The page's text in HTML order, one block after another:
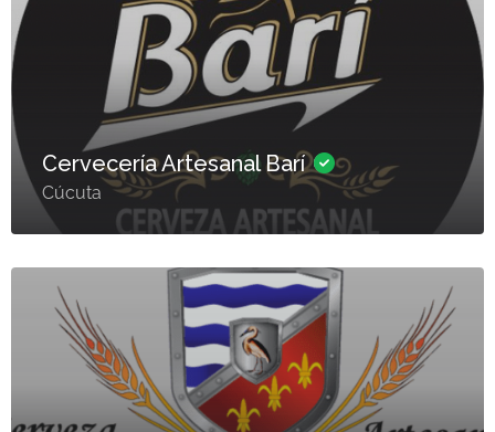
Cervecería Artesanal Barí
Cúcuta